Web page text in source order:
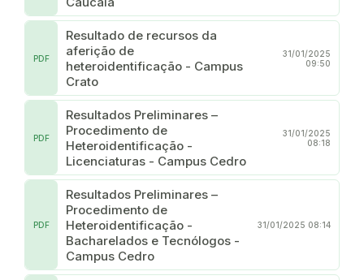
Resultado de recursos da
aferição de
heteroidentificação - Campus
Crato
PDF
31/01/2025
09:50
Resultados Preliminares –
Procedimento de
Heteroidentificação -
Licenciaturas - Campus Cedro
PDF
31/01/2025
08:18
Resultados Preliminares –
Procedimento de
Heteroidentificação -
Bacharelados e Tecnólogos -
Campus Cedro
PDF 31/01/2025 08:14